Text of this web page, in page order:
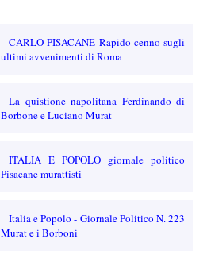
CARLO PISACANE Rapido cenno sugli
ultimi avvenimenti di Roma
La quistione napolitana Ferdinando di
Borbone e Luciano Murat
ITALIA E POPOLO giornale politico
Pisacane murattisti
Italia e Popolo - Giornale Politico N. 223
Murat e i Borboni